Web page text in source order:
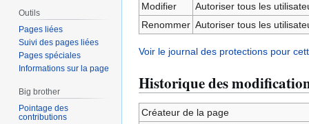
Modifier
Autoriser tous les
Renommer Autoriser tous les
Voir le journal des protections pour
Historique des
Créateur de la page
Outils
Pages liées
Suivi des pages liées
Pages spéciales
Informations sur la page
Big brother
Pointage des
contributions